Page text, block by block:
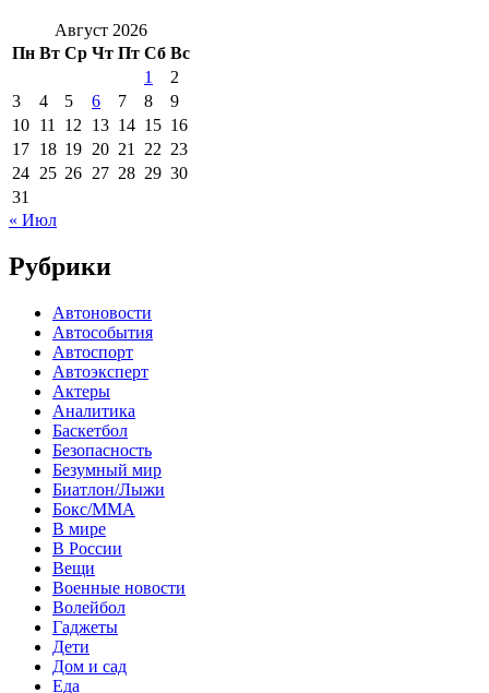
Август 2026
Пн Вт Ср Чт Пт Сб Вс
1
2
3
4 5 6 7 8
9
10 11 12 13 14 15 16
17 18 19 20 21 22 23
24 25 26 27 28 29 30
31
« Июл
Рубрики
Автоновости
Автособытия
Автоспорт
Автоэксперт
Актеры
Аналитика
Баскетбол
Безопасность
Безумный мир
Биатлон/Лыжи
Бокс/MMA
В мире
В России
Вещи
Военные новости
Волейбол
Гаджеты
Дети
Дом и сад
Еда